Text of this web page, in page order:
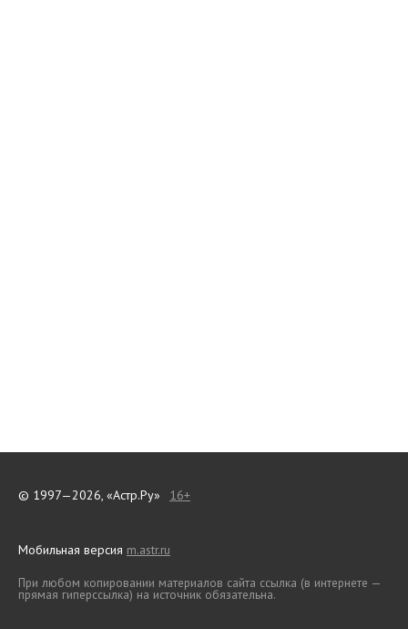
© 1997—2026, «Астр.Ру» 16+
Мобильная версия m.astr.ru
При любом копировании материалов сайта ссылка (в интернете —
прямая гиперссылка) на источник обязательна.